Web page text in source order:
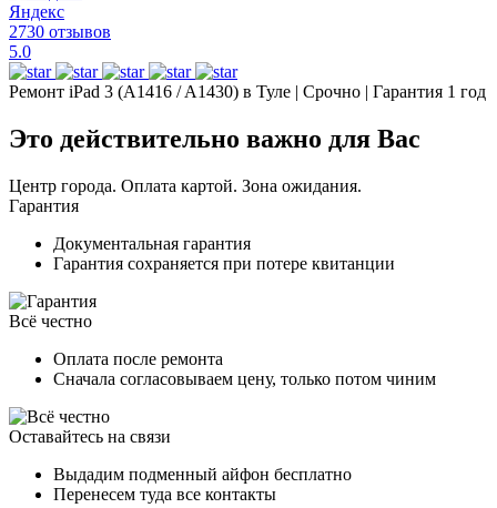
Яндекс
2730 отзывов
5.0
Ремонт iPad 3 (A1416 / A1430) в Туле | Срочно | Гарантия 1 год
Это действительно важно для Вас
Центр города. Оплата картой. Зона ожидания.
Гарантия
Документальная гарантия
Гарантия сохраняется при потере квитанции
Всё честно
Оплата после ремонта
Сначала согласовываем цену, только потом чиним
Оставайтесь на связи
Выдадим подменный айфон бесплатно
Перенесем туда все контакты